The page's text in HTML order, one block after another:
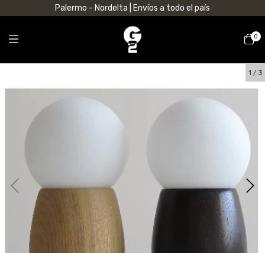
Palermo - Nordelta | Envíos a todo el país
0
1 / 3